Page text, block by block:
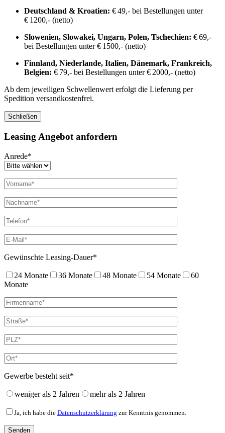
Deutschland & Kroatien: € 49,- bei Bestellungen unter
€ 1200,- (netto)
Slowenien, Slowakei, Ungarn, Polen, Tschechien: € 69,-
bei Bestellungen unter € 1500,- (netto)
Finnland, Niederlande, Italien, Dänemark, Frankreich,
Belgien: € 79,- bei Bestellungen unter € 2000,- (netto)
Ab dem jeweiligen Schwellenwert erfolgt die Lieferung per
Spedition versandkostenfrei.
Schließen
Leasing Angebot anfordern
Anrede*
Gewünschte Leasing-Dauer*
24 Monate 36 Monate 48 Monate 54 Monate
60
Monate
Gewerbe besteht seit*
weniger als 2 Jahren mehr als 2 Jahren
Ja, ich habe die Datenschutzerklärung zur Kenntnis genommen.